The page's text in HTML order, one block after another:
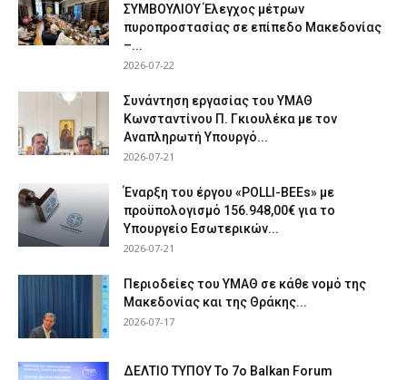
ΣΥΜΒΟΥΛΙΟΥ Έλεγχος μέτρων
πυροπροστασίας σε επίπεδο Μακεδονίας
–...
2026-07-22
Συνάντηση εργασίας του ΥΜΑΘ
Κωνσταντίνου Π. Γκιουλέκα με τον
Αναπληρωτή Υπουργό...
2026-07-21
Έναρξη του έργου «POLLI-BEEs» με
προϋπολογισμό 156.948,00€ για το
Υπουργείο Εσωτερικών...
2026-07-21
Περιοδείες του ΥΜΑΘ σε κάθε νομό της
Μακεδονίας και της Θράκης...
2026-07-17
ΔΕΛΤΙΟ ΤΥΠΟΥ Το 7ο Balkan Forum